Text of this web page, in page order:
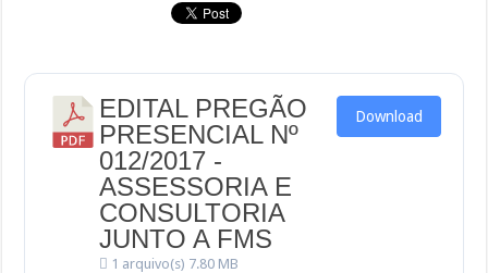
EDITAL PREGÃO
PRESENCIAL Nº
012/2017 -
ASSESSORIA E
CONSULTORIA
JUNTO A FMS
1 arquivo(s) 7.80 MB
Download